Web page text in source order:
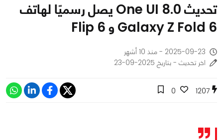
تحديث One UI 8.0 يصل رسميًا لهاتف
Galaxy Z Fold 6 و Flip 6
2025-09-23 - منذ 10 أشهر
اخر تحديث - بتاريخ 2025-09-23
1207
0